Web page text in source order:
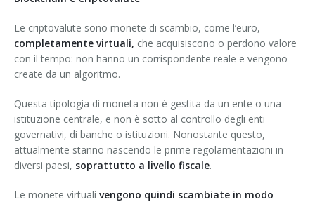
Le criptovalute sono monete di scambio, come l’euro,
completamente virtuali, che acquisiscono o perdono valore
con il tempo: non hanno un corrispondente reale e vengono
create da un algoritmo.
Questa tipologia di moneta non è gestita da un ente o una
istituzione centrale, e non è sotto al controllo degli enti
governativi, di banche o istituzioni. Nonostante questo,
attualmente stanno nascendo le prime regolamentazioni in
diversi paesi, soprattutto a livello fiscale.
Le monete virtuali vengono quindi scambiate in modo